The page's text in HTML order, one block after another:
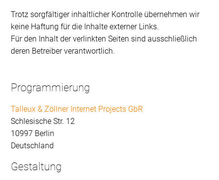
Trotz sorgfältiger inhaltlicher Kontrolle übernehmen wir
keine Haftung für die Inhalte externer Links.
Für den Inhalt der verlinkten Seiten sind ausschließlich
deren Betreiber verantwortlich.
Programmierung
Talleux & Zöllner Internet Projects GbR
Schlesische Str. 12
10997 Berlin
Deutschland
Gestaltung